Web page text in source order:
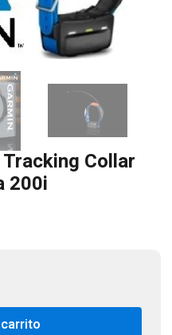
Collar
200i